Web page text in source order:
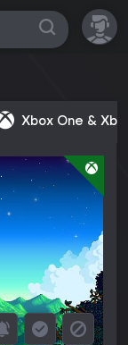
Xbox One &